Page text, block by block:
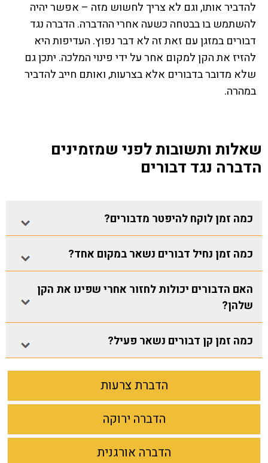
להדביר אותו, וגם לא צריך לחשוש מזה – אפשר יהיה
להשתמש בו בבטחה כשעה אחרי ההדברה. הדברה נגד
דבורים במזגן עם זאת זה לא דבר נפוץ. העדיפות היא
להזיז את הקן למקום אחר על ידי פינוי המלכה. יתכן גם
שלא מדובר בדבורים אלא בצרעות, ואותם חייב להדביר
במהרה.
שאלות ותשובות לפני שמזמינים
הדברה נגד דבורים
כמה זמן לוקח להיפטר מדבורים?
כמה זמן נחיל דבורים נשאר במקום אחד?
האם הדבורים יכולות לחזור אחרי שפינו את הקן
שלהן?
כמה זמן קן דבורים נשאר פעיל?
הדברת צרעות
הדברה ירוקה
הדברה אורגנית